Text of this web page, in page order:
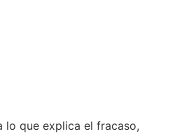
lo que explica el fracaso,